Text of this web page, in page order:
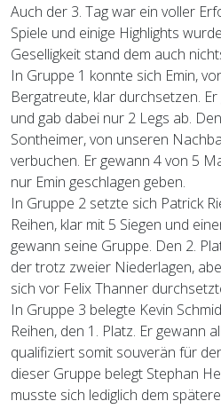
Auch der 3. Tag war ein voller
Spiele und einige Highlights
Geselligkeit stand dem auch
In Gruppe 1 konnte sich Emin,
Bergatreute, klar durchsetzen.
und gab dabei nur 2 Legs ab.
Sontheimer, von unseren
verbuchen. Er gewann 4 von 5
nur Emin geschlagen geben.
In Gruppe 2 setzte sich Patrick
Reihen, klar mit 5 Siegen und
gewann seine Gruppe. Den 2.
der trotz zweier Niederlagen,
sich vor Felix Thanner
In Gruppe 3 belegte Kevin
Reihen, den 1. Platz. Er gewann
qualifiziert somit souverän für
dieser Gruppe belegt Stephan
musste sich lediglich dem